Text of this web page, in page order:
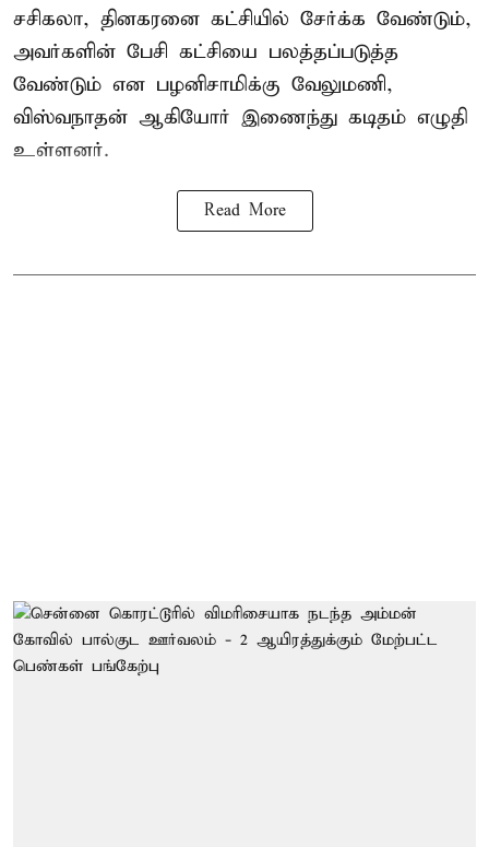
சசிகலா, தினகரனை கட்சியில் சேர்க்க வேண்டும்,
அவர்களின் பேசி கட்சியை பலத்தப்படுத்த
வேண்டும் என பழனிசாமிக்கு வேலுமணி,
விஸ்வநாதன் ஆகியோர் இணைந்து கடிதம் எழுதி
உள்ளனர்.
Read More